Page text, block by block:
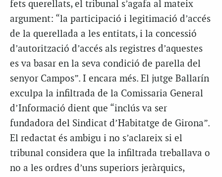
fets querellats, el tribunal s’agafa al mateix
argument: “la participació i legitimació d’accés
de la querellada a les entitats, i la concessió
d’autorització d’accés als registres d’aquestes
es va basar en la seva condició de parella del
senyor Campos”. I encara més. El jutge Ballarín
exculpa la infiltrada de la Comissaria General
d’Informació dient que “inclús va ser
fundadora del Sindicat d’Habitatge de Girona”.
El redactat és ambigu i no s’aclareix si el
tribunal considera que la infiltrada treballava o
no a les ordres d’uns superiors jeràrquics,